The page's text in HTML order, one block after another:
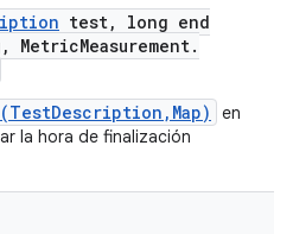
test,
long end
, MetricMeasurement.
en
la hora de finalización